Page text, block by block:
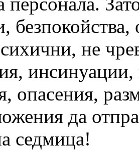
безпокойства,
не
инсинуации,
опасения,
да
седмица!